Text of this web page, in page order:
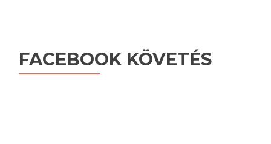
FACEBOOK KÖVETÉS